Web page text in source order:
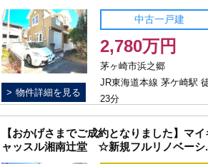
物件詳細を見る
中古一戸建
2,780万円
茅ヶ崎市浜之郷
JR東海道本線 茅ケ崎駅
23分
【おかげさまでご成約となりました】マイ
ャッスル湘南辻堂 ☆新規フルリノベーシ